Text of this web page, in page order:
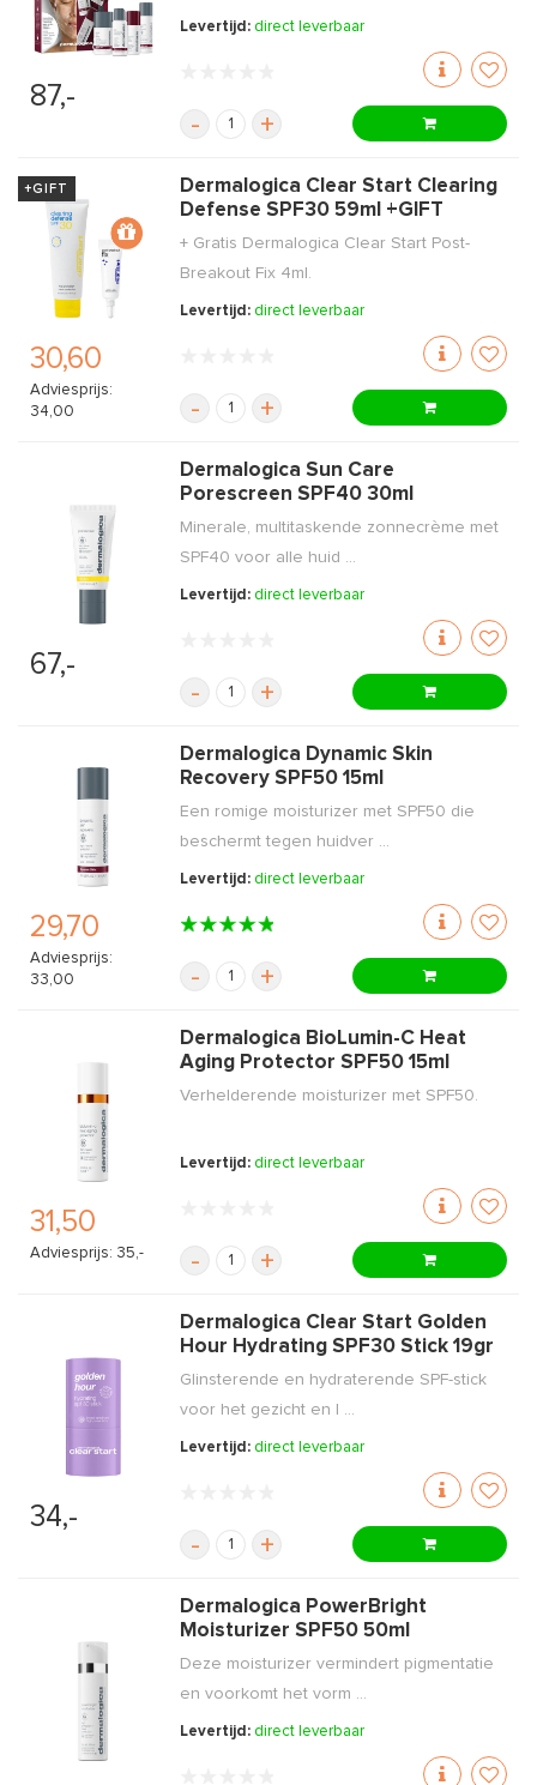
87,-
Levertijd: direct leverbaar
- +
+GIFT
30,60
Adviesprijs:
34,00
Dermalogica Clear Start Clearing
Defense SPF30 59ml +GIFT
+ Gratis Dermalogica Clear Start Post-
Breakout Fix 4ml.
Levertijd: direct leverbaar
- +
67,-
Dermalogica Sun Care
Porescreen SPF40 30ml
Minerale, multitaskende zonnecrème met
SPF40 voor alle huid ...
Levertijd: direct leverbaar
- +
29,70
Adviesprijs:
33,00
Dermalogica Dynamic Skin
Recovery SPF50 15ml
Een romige moisturizer met SPF50 die
beschermt tegen huidver ...
Levertijd: direct leverbaar
- +
31,50
Adviesprijs: 35,-
Dermalogica BioLumin-C Heat
Aging Protector SPF50 15ml
Verhelderende moisturizer met SPF50.
Levertijd: direct leverbaar
- +
34,-
Dermalogica Clear Start Golden
Hour Hydrating SPF30 Stick 19gr
Glinsterende en hydraterende SPF-stick
voor het gezicht en l ...
Levertijd: direct leverbaar
- +
Dermalogica PowerBright
Moisturizer SPF50 50ml
Deze moisturizer vermindert pigmentatie
en voorkomt het vorm ...
Levertijd: direct leverbaar